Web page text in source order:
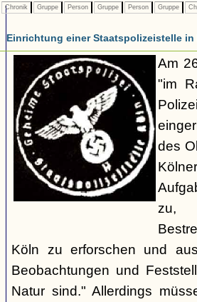
Chronik Gruppe Person Gruppe Person Gruppe
Einrichtung einer Staatspolizeistelle in
Am
"im
des
zu,
Köln zu erforschen und
Beobachtungen und
Natur sind." Allerdings